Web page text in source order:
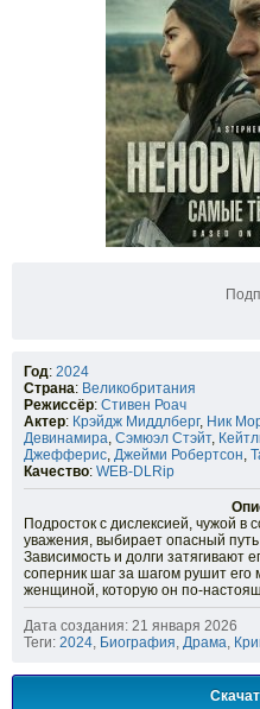
Год: 2024
Страна: Великобритания
Режиссёр: Стивен Роач
Актер: Крэйдж Миддлберг, Ник
Девинамира, Сэмюэл Стэйт,
Джефферис, Джейми Робертсон,
Качество: WEB-DLRip
Подросток с дислексией, чужой в
уважения, выбирает опасный
Зависимость и долги затягивают
соперник шаг за шагом рушит его
женщиной, которую он по-
Дата создания: 21 января 2026
Теги: 2024, Биография, Драма,